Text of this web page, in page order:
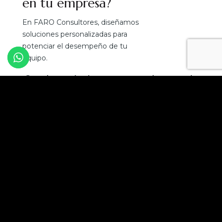
En FARO Consultores, diseñamos
soluciones personalizadas para
potenciar el desempeño de tu
equipo.
¡Convierte el talento en tu mejor ventaja